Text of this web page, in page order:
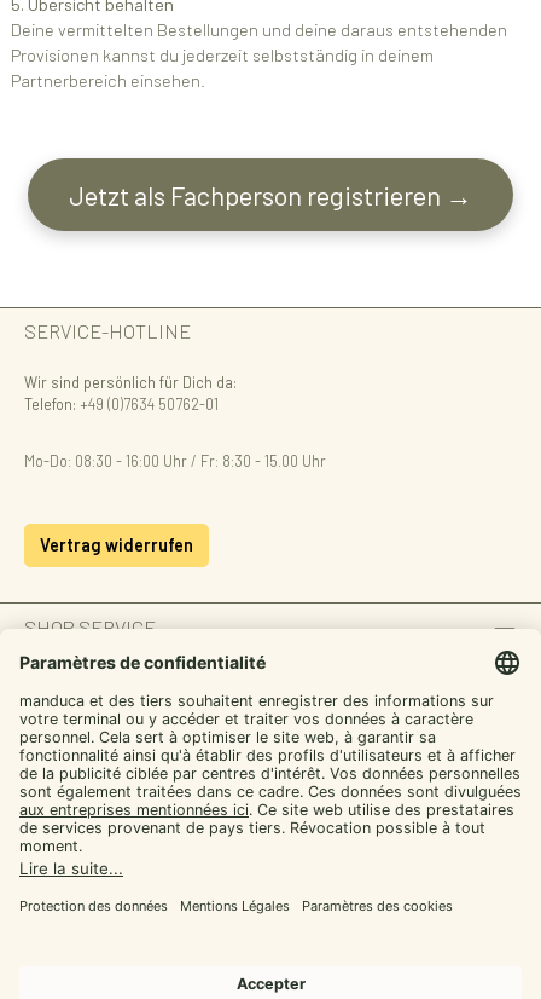
Deine vermittelten Bestellungen und deine daraus entstehenden
Provisionen kannst du jederzeit selbstständig in deinem
Partnerbereich einsehen.
Jetzt als Fachperson registrieren →
SERVICE-HOTLINE
Wir sind persönlich für Dich da:
Telefon: +49 (0)7634 50762-01
Mo-Do: 08:30 - 16:00 Uhr / Fr: 8:30 - 15.00 Uhr
Vertrag widerrufen
SHOP SERVICE
INFORMATION
ZAHLUNGSARTEN
SICHER EINKAUFEN
UNSERE COMMUNITIES